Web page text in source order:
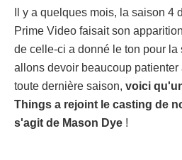
Il y a quelques mois, la saison 4
Prime Video faisait son
de celle-ci a donné le ton pour la
allons devoir beaucoup patienter
toute dernière saison, voici
Things a rejoint le casting de
s'agit de Mason Dye !